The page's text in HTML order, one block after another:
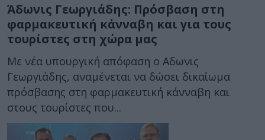
Άδωνις Γεωργιάδης: Πρόσβαση στη
φαρμακευτική κάνναβη και για τους
τουρίστες στη χώρα μας
Με νέα υπουργική απόφαση ο Αδωνις
Γεωργιάδης, αναμένεται να δώσει δικαίωμα
πρόσβασης στη φαρμακευτική κάνναβη και
στους τουρίστες που...